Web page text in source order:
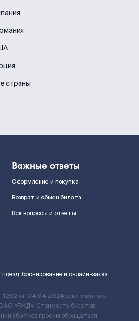
страны
Важные ответы
Оформление и покупка
Возврат и обмен билета
Все вопросы и ответы
бронирование и онлайн-заказ
1282 от 04.04.2024 заключенного
«РЖД». Стоимость билетов
убытков просим обращаться